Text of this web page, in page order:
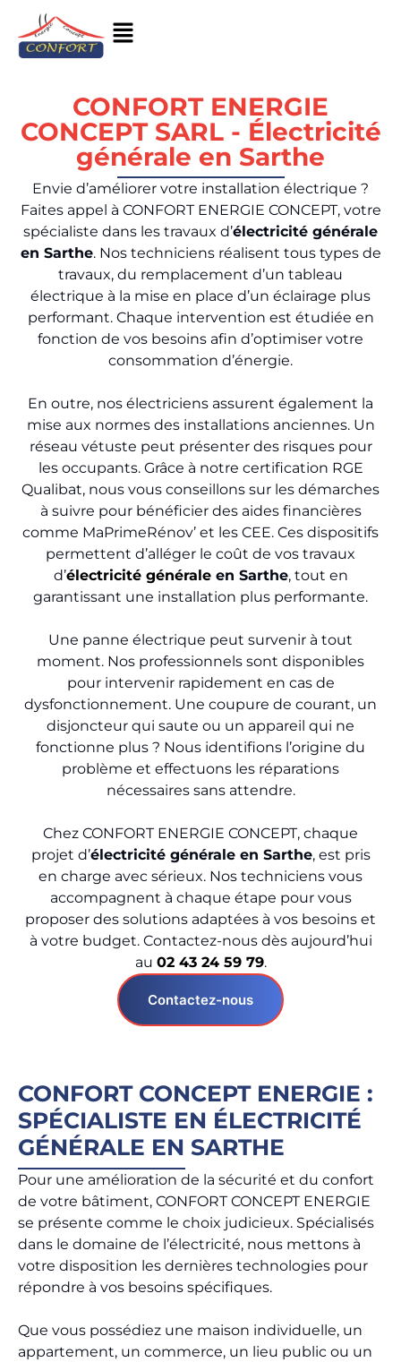
CONFORT ENERGIE
CONCEPT SARL - Électricité
générale en Sarthe
Envie d’améliorer votre installation électrique ?
Faites appel à CONFORT ENERGIE CONCEPT, votre
spécialiste dans les travaux d’électricité générale
en Sarthe. Nos techniciens réalisent tous types de
travaux, du remplacement d’un tableau
électrique à la mise en place d’un éclairage plus
performant. Chaque intervention est étudiée en
fonction de vos besoins afin d’optimiser votre
consommation d’énergie.
En outre, nos électriciens assurent également la
mise aux normes des installations anciennes. Un
réseau vétuste peut présenter des risques pour
les occupants. Grâce à notre certification RGE
Qualibat, nous vous conseillons sur les démarches
à suivre pour bénéficier des aides financières
comme MaPrimeRénov’ et les CEE. Ces dispositifs
permettent d’alléger le coût de vos travaux
d’électricité généraleen Sarthe, tout en
garantissant une installation plus performante.
Une panne électrique peut survenir à tout
moment. Nos professionnels sont disponibles
pour intervenir rapidement en cas de
dysfonctionnement. Une coupure de courant, un
disjoncteur qui saute ou un appareil qui ne
fonctionne plus ? Nous identifions l’origine du
problème et effectuons les réparations
nécessaires sans attendre.
Chez CONFORT ENERGIE CONCEPT, chaque
projet d’électricité générale en Sarthe, est pris
en charge avec sérieux. Nos techniciens vous
accompagnent à chaque étape pour vous
proposer des solutions adaptées à vos besoins et
à votre budget. Contactez-nous dès aujourd’hui
au 02 43 24 59 79.
Contactez-nous
CONFORT CONCEPT ENERGIE :
SPÉCIALISTE EN ÉLECTRICITÉ
GÉNÉRALE EN SARTHE
Pour une amélioration de la sécurité et du confort
de votre bâtiment, CONFORT CONCEPT ENERGIE
se présente comme le choix judicieux. Spécialisés
dans le domaine de l’électricité, nous mettons à
votre disposition les dernières technologies pour
répondre à vos besoins spécifiques.
Que vous possédiez une maison individuelle, un
appartement, un commerce, un lieu public ou un